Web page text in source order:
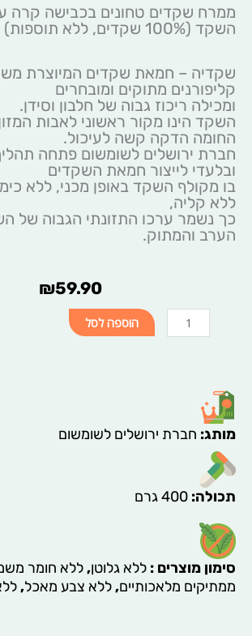
ממרח שקדים טחונים בכבישה קרה
השקד (100% שקדים, ללא תוספות)
שקדיה – חמאת שקדים המיוצרת
קליפורנים מתוקים ומובחרים
ומכילה ריכוז גבוה של חלבון וסידן.
השקד הינו מקור ראשוני לאבות
החומה הדקה קשה לעיכול.
חברת ירושלים לשומשום פתחה
ובלעדי לייצור חמאת השקדים
בו מקולף השקד באופן מכני, ללא
ללא קליה,
כך נשמר ערכו התזונתי הגבוה של
הערב והמתוק.
₪59.90
כמות
של
הוספה לסל
מותג: חברת ירושלים לשומשום
תכולה: 400 גרם
סימון מוצרים : ללא גלוטן,ללא חומר
ממתיקים מלאכותיים,ללא צבע מאכל,